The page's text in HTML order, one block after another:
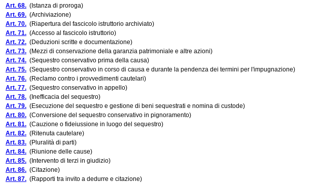
Art. 68. (Istanza di proroga)
Art. 69. (Archiviazione)
Art. 70. (Riapertura del fascicolo istruttorio archiviato)
Art. 71. (Accesso al fascicolo istruttorio)
Art. 72. (Deduzioni scritte e documentazione)
Art. 73. (Mezzi di conservazione della garanzia patrimoniale e altre azioni)
Art. 74. (Sequestro conservativo prima della causa)
Art. 75. (Sequestro conservativo in corso di causa e durante la pendenza dei termini per l'impugnazione)
Art. 76. (Reclamo contro i provvedimenti cautelari)
Art. 77. (Sequestro conservativo in appello)
Art. 78. (Inefficacia del sequestro)
Art. 79. (Esecuzione del sequestro e gestione di beni sequestrati e nomina di custode)
Art. 80. (Conversione del sequestro conservativo in pignoramento)
Art. 81. (Cauzione o fideiussione in luogo del sequestro)
Art. 82. (Ritenuta cautelare)
Art. 83. (Pluralità di parti)
Art. 84. (Riunione delle cause)
Art. 85. (Intervento di terzi in giudizio)
Art. 86. (Citazione)
Art. 87. (Rapporti tra invito a dedurre e citazione)